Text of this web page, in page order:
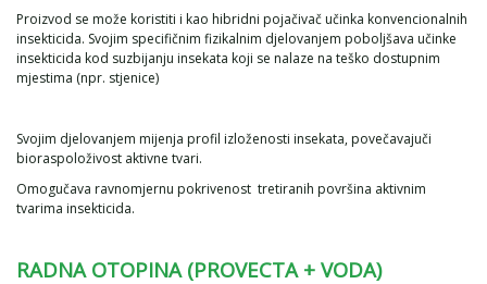
Proizvod se može koristiti i kao hibridni pojačivač učinka konvencionalnih
insekticida. Svojim specifičnim fizikalnim djelovanjem poboljšava učinke
insekticida kod suzbijanju insekata koji se nalaze na teško dostupnim
mjestima (npr. stjenice)
Svojim djelovanjem mijenja profil izloženosti insekata, povečavajuči
bioraspoloživost aktivne tvari.
Omogučava ravnomjernu pokrivenost tretiranih površina aktivnim
tvarima insekticida.
RADNA OTOPINA (PROVECTA + VODA)